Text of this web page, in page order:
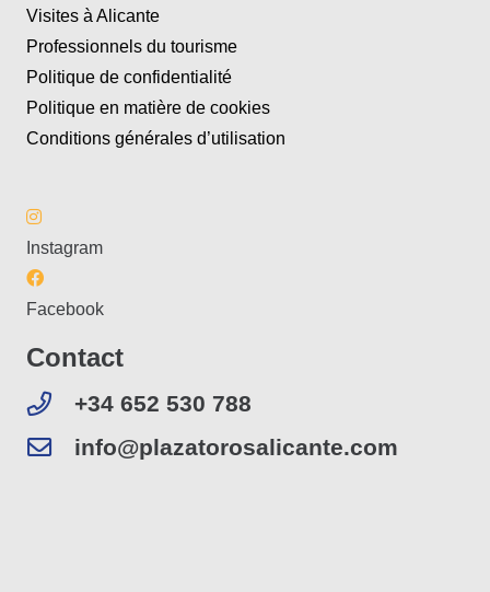
Visites à Alicante
Professionnels du tourisme
Politique de confidentialité
Politique en matière de cookies
Conditions générales d’utilisation
Instagram
Facebook
Contact
+34 652 530 788
info@plazatorosalicante.com